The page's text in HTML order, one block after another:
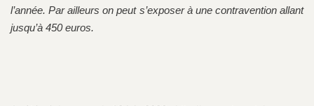
l’année. Par ailleurs on peut s’exposer à une contravention allant
jusqu’à 450 euros.